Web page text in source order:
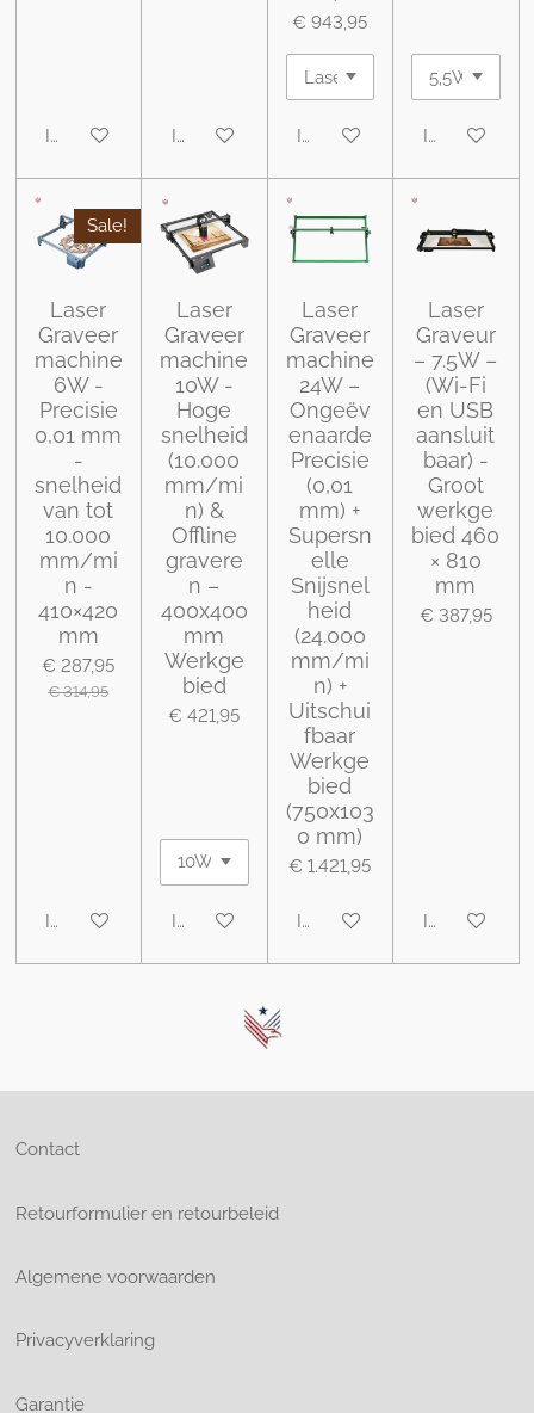
In winkelwagenIn winkelwagen
€ 943,95
In winkelwagenIn
Sale!
Laser
Graveer
machine
6W -
Precisie
0,01 mm
-
snelheid
van tot
10.000
mm/mi
n -
410×420
mm
€ 287,95
€ 314,95
In winkelwagen
Laser
Graveer
machine
10W -
Hoge
snelheid
(10.000
mm/mi
n) &
Offline
gravere
n –
400x400
mm
Werkge
bied
€ 421,95
In winkelwagen
Laser
Graveer
machine
24W –
Ongeëv
enaarde
Precisie
(0,01
mm) +
Supersn
elle
Snijsnel
heid
(24.000
mm/mi
n) +
Uitschui
fbaar
Werkge
bied
(750x103
0 mm)
€ 1.421,95
In winkelwagen
Laser
Graveur
– 7.5W –
(Wi-Fi
en USB
aansluit
baar) -
Groot
werkge
bied 460
× 810
mm
€ 387,95
In
Contact
Retourformulier en retourbeleid
Algemene voorwaarden
Privacyverklaring
Garantie